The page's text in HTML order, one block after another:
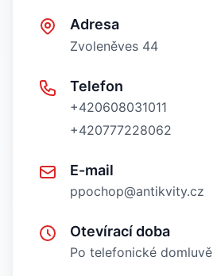
Adresa
Zvoleněves 44
Telefon
+420608031011
+420777228062
E-mail
ppochop@antikvity.cz
Otevírací doba
Po telefonické domluvě